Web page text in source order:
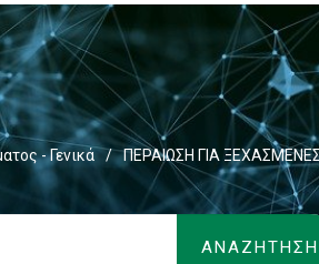
- Γενικά /
ΠΕΡΑΙΩΣΗ ΓΙΑ